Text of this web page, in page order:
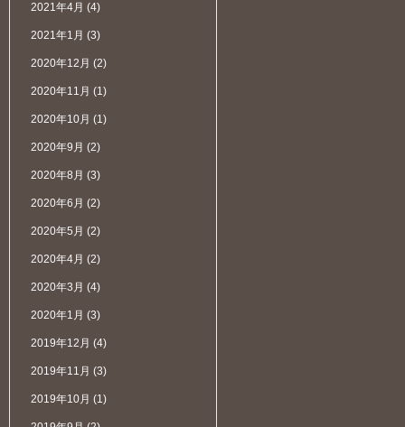
2021年4月 (4)
2021年1月 (3)
2020年12月 (2)
2020年11月 (1)
2020年10月 (1)
2020年9月 (2)
2020年8月 (3)
2020年6月 (2)
2020年5月 (2)
2020年4月 (2)
2020年3月 (4)
2020年1月 (3)
2019年12月 (4)
2019年11月 (3)
2019年10月 (1)